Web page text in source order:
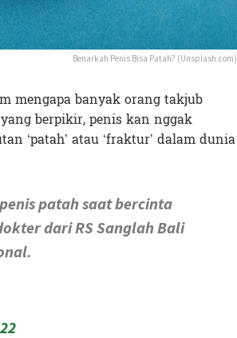
Benarkah Penis Bisa Patah? (Unsplash.com)
mengapa banyak orang takjub
berpikir, penis kan nggak
‘patah’ atau ‘fraktur’ dalam dunia
patah saat bercinta
dari RS Sanglah Bali